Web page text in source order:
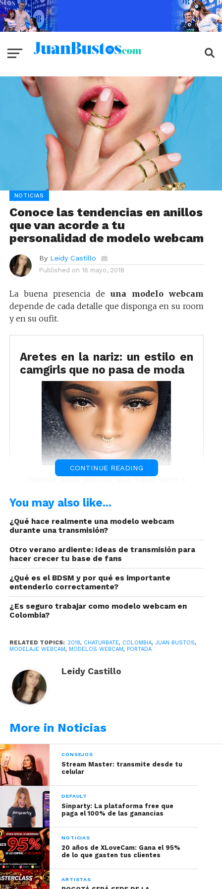
NOTICIAS
Conoce las tendencias en anillos
que van acorde a tu
personalidad de modelo webcam
By Leidy Castillo
Published on 16 mayo, 2018
La buena presencia de una modelo webcam
depende de cada detalle que disponga en su room
y en su oufit.
Aretes en la nariz: un estilo en
camgirls que no pasa de moda
la disposición de aprender y usar accesorios que la
hagan lucir más atractiva.
Aretes, gargantillas, pulseras, reloj, entre otros, son
los accesorios que las anfitrionas toman en cuenta
podemos decirte que hubo una década donde
su uso se limitó a los diseños en solitario –
una piedra semipreciosa envuelta en oro o
plata- ya que la industria de la moda le daba
la mano a los estilos minimalistas y clásicos.
Los anillos son una prenda que se origina desde la
antigüedad.
antiguo Egipto los anillos era usados solo por
CONTINUE READING
You may also like...
¿Qué hace realmente una modelo webcam
durante una transmisión?
Otro verano ardiente: Ideas de transmisión para
hacer crecer tu base de fans
¿Qué es el BDSM y por qué es importante
entenderlo correctamente?
¿Es seguro trabajar como modelo webcam en
Colombia?
RELATED TOPICS: 2018, CHATURBATE, COLOMBIA, JUAN BUSTOS,
MODELAJE WEBCAM, MODELOS WEBCAM, PORTADA
Leidy Castillo
More in Noticias
CONSEJOS
Stream Master: transmite desde tu
celular
DEFAULT
Sinparty: La plataforma free que
paga el 100% de las ganancias
NOTICIAS
20 años de XLoveCam: Gana el 95%
de lo que gasten tus clientes
ARTISTAS